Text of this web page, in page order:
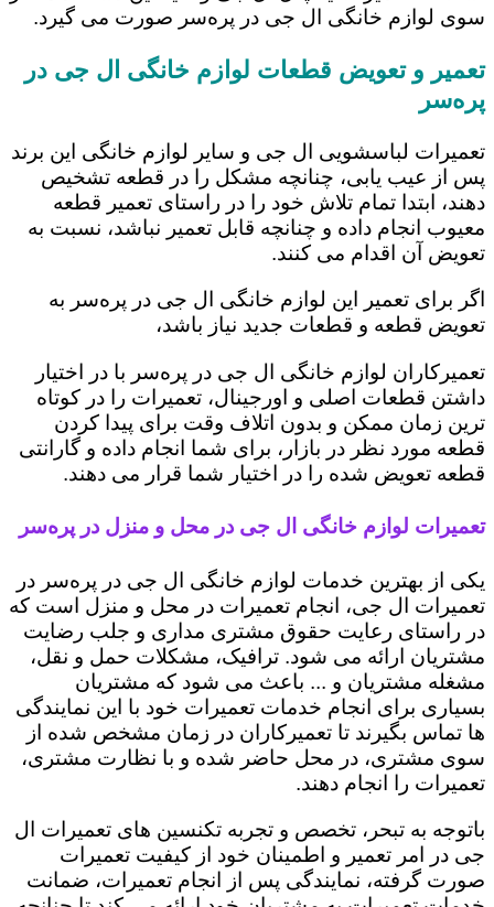
سوی لوازم خانگی ال جی در پره‌سر صورت می گیرد.
تعمیر و تعویض قطعات لوازم خانگی ال جی در
پره‌سر
تعمیرات لباسشویی ال جی و سایر لوازم خانگی این برند
پس از عیب یابی، چنانچه مشکل را در قطعه تشخیص
دهند، ابتدا تمام تلاش خود را در راستای تعمیر قطعه
معیوب انجام داده و چنانچه قابل تعمیر نباشد، نسبت به
تعویض آن اقدام می کنند.
اگر برای تعمیر این لوازم خانگی ال جی در پره‌سر به
تعویض قطعه و قطعات جدید نیاز باشد،
تعمیرکاران لوازم خانگی ال جی در پره‌سر با در اختیار
داشتن قطعات اصلی و اورجینال، تعمیرات را در کوتاه
ترین زمان ممکن و بدون اتلاف وقت برای پیدا کردن
قطعه مورد نظر در بازار، برای شما انجام داده و گارانتی
قطعه تعویض شده را در اختیار شما قرار می دهند.
تعمیرات لوازم خانگی ال جی در محل و منزل در پره‌سر
یکی از بهترین خدمات لوازم خانگی ال جی در پره‌سر در
تعمیرات ال جی، انجام تعمیرات در محل و منزل است که
در راستای رعایت حقوق مشتری مداری و جلب رضایت
مشتریان ارائه می شود. ترافیک، مشکلات حمل و نقل،
مشغله مشتریان و ... باعث می شود که مشتریان
بسیاری برای انجام خدمات تعمیرات خود با این نمایندگی
ها تماس بگیرند تا تعمیرکاران در زمان مشخص شده از
سوی مشتری، در محل حاضر شده و با نظارت مشتری،
تعمیرات را انجام دهند.
باتوجه به تبحر، تخصص و تجربه تکنسین های تعمیرات ال
جی در امر تعمیر و اطمینان خود از کیفیت تعمیرات
صورت گرفته، نمایندگی پس از انجام تعمیرات، ضمانت